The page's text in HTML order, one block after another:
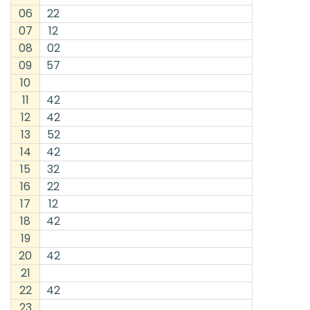
06
22
07
12
08
02
09
57
10
11
42
12
42
13
52
14
42
15
32
16
22
17
12
18
42
19
20
42
21
22
42